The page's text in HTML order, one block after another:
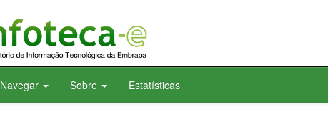
Navegar Sobre Estatísticas